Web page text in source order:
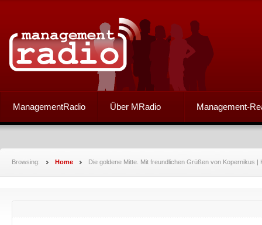
ManagementRadio Über MRadio Management-
Browsing: Home Die goldene Mitte. Mit freundlichen Grüßen von Kopernikus |